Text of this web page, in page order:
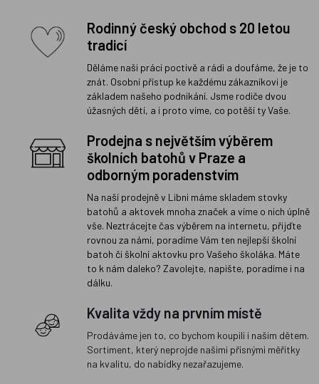
Rodinný český obchod s 20 letou
tradicí
Děláme naši práci poctivě a rádi a doufáme, že je to
znát. Osobní přístup ke každému zákazníkovi je
základem našeho podnikání. Jsme rodiče dvou
úžasných dětí, a i proto víme, co potěší ty Vaše.
Prodejna s největším výběrem
školních batohů v Praze a
odborným poradenstvím
Na naší prodejně v Libni máme skladem stovky
batohů a aktovek mnoha značek a víme o nich úplně
vše. Neztrácejte čas výběrem na internetu, přijďte
rovnou za námi, poradíme Vám ten nejlepší školní
batoh či školní aktovku pro Vašeho školáka. Máte
to k nám daleko? Zavolejte, napište, poradíme i na
dálku.
Kvalita vždy na prvním místě
Prodáváme jen to, co bychom koupili i našim dětem.
Sortiment, který neprojde našimi přísnými měřítky
na kvalitu, do nabídky nezařazujeme.